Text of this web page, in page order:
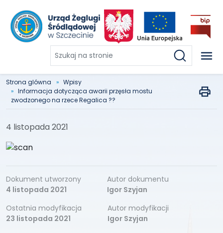
Szukaj
na
stronie
Strona glówna
Wpisy
Informacja dotycząca awarii przęsła mostu
zwodzonego na rzece Regalica ??
4 listopada 2021
Dokument utworzony
4 listopada 2021
Autor dokumentu
Igor Szyjan
Ostatnia modyfikacja
23 listopada 2021
Autor modyfikacji
Igor Szyjan